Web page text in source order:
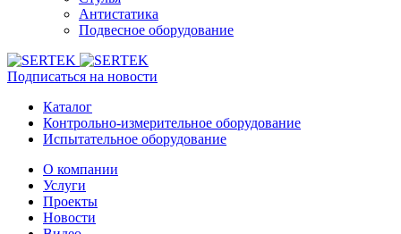
Антистатика
Подвесное оборудование
Подписаться на новости
Каталог
Контрольно-измерительное оборудование
Испытательное оборудование
О компании
Услуги
Проекты
Новости